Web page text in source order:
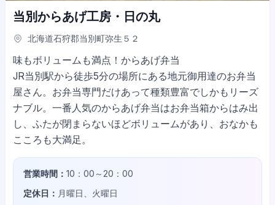
当別からあげ工房・日の丸
北海道石狩郡当別町弥生５２
味もボリュームも満点！からあげ弁当
JR当別駅から徒歩5分の場所にある地元御用達のお弁当
屋さん。お弁当専門だけあって種類豊富でしかもリーズ
ナブル。一番人気のからあげ弁当はお弁当箱からはみ出
し、ふたが閉まらないほどボリュームがあり、おなかも
こころも大満足。
営業時間： 10：00～20：00
定休日： 月曜日、火曜日